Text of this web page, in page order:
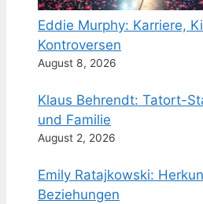
Eddie Murphy: Karriere,
Kontroversen
August 8, 2026
Klaus Behrendt: Tatort-
und Familie
August 2, 2026
Emily Ratajkowski:
Beziehungen